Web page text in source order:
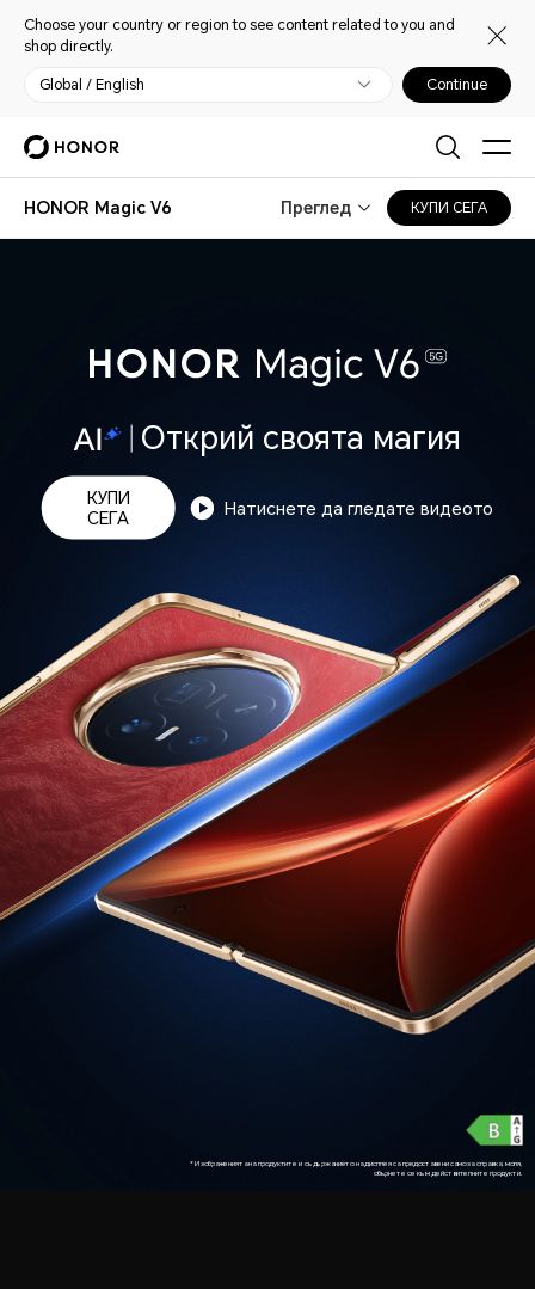
Choose your country or region to see content related to you and
shop directly.
Global / English Continue
HONOR Magic V6 Преглед КУПИ СЕГА
Открий своята магия
КУПИ
СЕГА
Натиснете да гледате видеото
*Изображенията на продуктите и съдържанието на дисплея са предоставени само за справка, моля,
обърнете се към действителните продукти.